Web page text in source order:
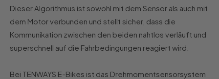
Dieser Algorithmus ist sowohl mit dem Sensor als auch mit
dem Motor verbunden und stellt sicher, dass die
Kommunikation zwischen den beiden nahtlos verläuft und
superschnell auf die Fahrbedingungen reagiert wird.
Bei TENWAYS E-Bikes ist das Drehmomentsensorsystem